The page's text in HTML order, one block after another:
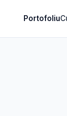
Portofoliu